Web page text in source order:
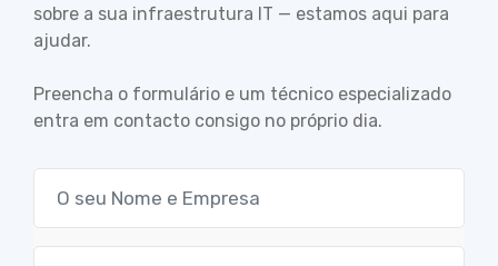
sobre a sua infraestrutura IT — estamos aqui para
ajudar.
Preencha o formulário e um técnico especializado
entra em contacto consigo no próprio dia.